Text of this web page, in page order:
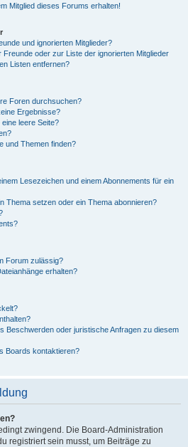
Mitglied dieses Forums erhalten!
und ignorierten Mitglieder?
oder zur Liste der ignorierten Mitglieder
Listen entfernen?
Foren durchsuchen?
Ergebnisse?
leere Seite?
und Themen finden?
Lesezeichen und einem Abonnements für ein
Thema setzen oder ein Thema abonnieren?
Forum zulässig?
erhalten?
Beschwerden oder juristische Anfragen zu diesem
Boards kontaktieren?
zwingend. Die Board-Administration
registriert sein musst, um Beiträge zu